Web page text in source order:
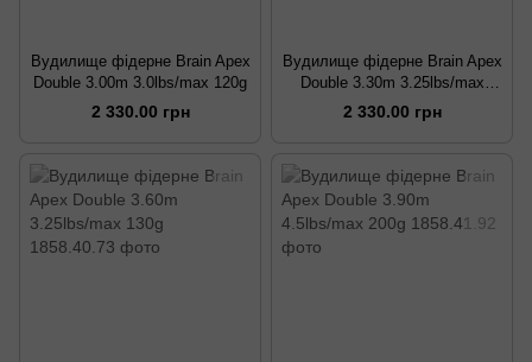
Вудилище фідерне Brain Apex
Double 3.00m 3.0lbs/max 120g
2 330.00 грн
Вудилище фідерне Brain Apex
Double 3.30m 3.25lbs/max
130g
2 330.00 грн